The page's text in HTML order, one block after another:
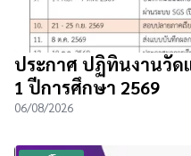
ประกาศ ปฏิทินงานวัด
1 ปีการศึกษา 2569
06/08/2026